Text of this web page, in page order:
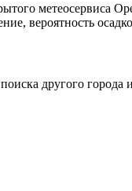
метеосервиса
вероятность
другого города